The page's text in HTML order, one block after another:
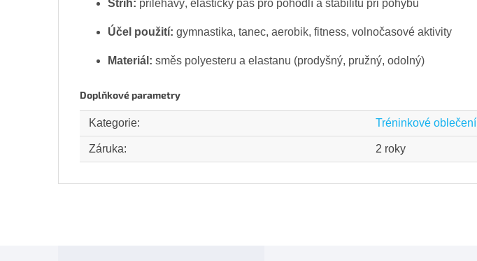
Střih: přiléhavý, elastický pas pro pohodlí a stabilitu při pohybu
Účel použití: gymnastika, tanec, aerobik, fitness, volnočasové aktivity
Materiál: směs polyesteru a elastanu (prodyšný, pružný, odolný)
Doplňkové parametry
Kategorie: Tréninkové oblečení
Záruka: 2 roky